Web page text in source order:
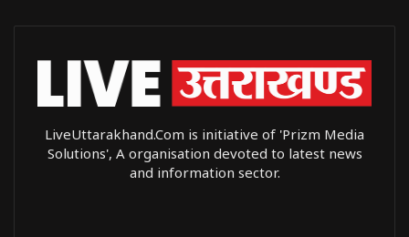
LiveUttarakhand.Com is initiative of 'Prizm Media
Solutions', A organisation devoted to latest news
and information sector.